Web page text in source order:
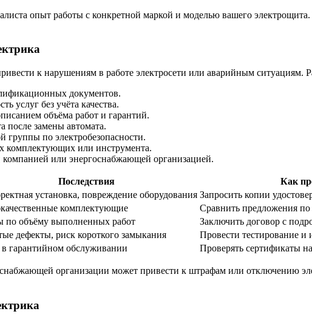
опыт работы с конкретной маркой и моделью вашего
к нарушениям в работе электросети или аварийным ситуациям.
документов.
услуг без учёта качества.
объёма работ и гарантий.
после замены автомата.
группы по электробезопасности.
комплектующих или инструмента.
или энергоснабжающей организацией.
Последствия
Как
установка, повреждение оборудования Запросить копии
комплектующие
Сравнить предложения
по объёму выполненных работ
Заключить договор с
дефекты, риск короткого замыкания
Провести тестирование и
в гарантийном обслуживании Проверять сертификаты
организации может привести к штрафам или отключению